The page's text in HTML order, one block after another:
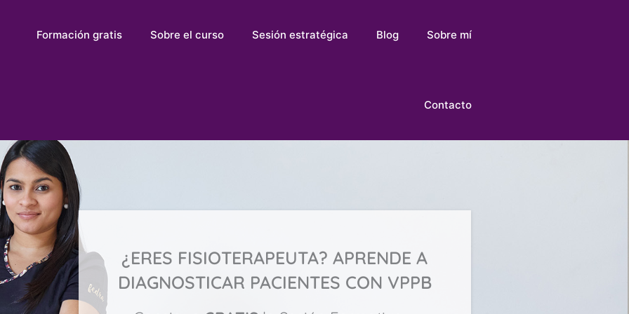
Formación gratis Sobre el curso Sesión estratégica Blog Sobre mí
Contacto
¿ERES FISIOTERAPEUTA? APRENDE A
DIAGNOSTICAR PACIENTES CON VPPB